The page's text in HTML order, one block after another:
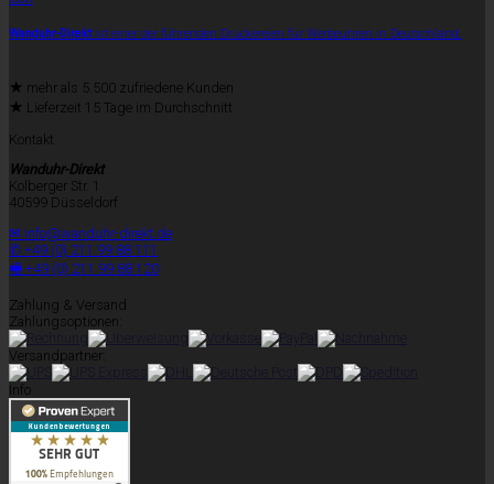
Wanduhr-Direktist einer der führenden Druckereien für Werbeuhren in Deutschland.
★ mehr als 5.500 zufriedene Kunden
★ Lieferzeit 15 Tage im Durchschnitt
Kontakt
Wanduhr-Direkt
Kolberger Str. 1
40599 Düsseldorf
✉ info@wanduhr-direkt.de
✆ +49 (0) 211 99 88 111
🖷 +49 (0) 211 99 88 120
Zahlung & Versand
Zahlungsoptionen:
Versandpartner:
Info